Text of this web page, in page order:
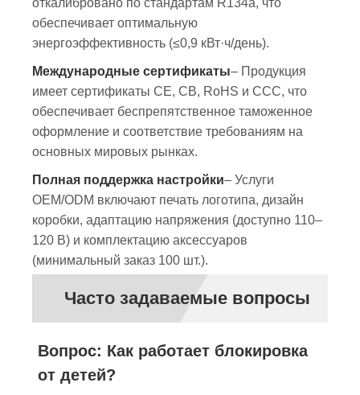
откалибровано по стандартам R134a, что
обеспечивает оптимальную
энергоэффективность (≤0,9 кВт·ч/день).
Международные сертификаты– Продукция
имеет сертификаты CE, CB, RoHS и CCC, что
обеспечивает беспрепятственное таможенное
оформление и соответствие требованиям на
основных мировых рынках.
Полная поддержка настройки– Услуги
OEM/ODM включают печать логотипа, дизайн
коробки, адаптацию напряжения (доступно 110–
120 В) и комплектацию аксессуаров
(минимальный заказ 100 шт.).
Часто задаваемые вопросы
Вопрос: Как работает блокировка
от детей?